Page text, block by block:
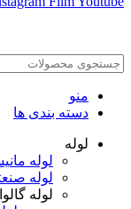
منو
دسته بندی ها
لوله
لوله
لوله
لوله